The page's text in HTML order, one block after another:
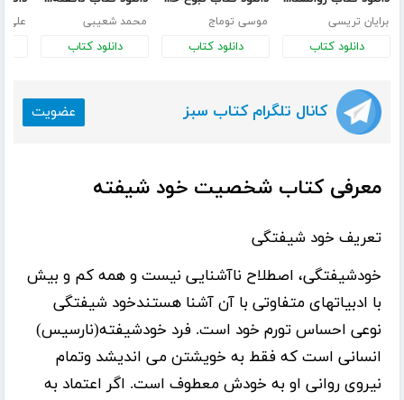
برایان تریسی
دانلود کتاب
موسی توماج
دانلود کتاب
محمد شعیبی
دانلود کتاب
علی
کانال تلگرام کتاب سبز عضویت
معرفی کتاب شخصیت خود شیفته
تعریف خود شیفتگی
خودشیفتگی، اصطلاح ناآشنایی نیست و همه کم و بیش
با ادبیاتهای متفاوتی با آن آشنا هستندخود شیفتگی
نوعی احساس تورم خود است. فرد خودشیفته(نارسیس)
انسانی است که فقط به خویشتن می اندیشد وتمام
نیروی روانی او به خودش معطوف است. اگر اعتماد به